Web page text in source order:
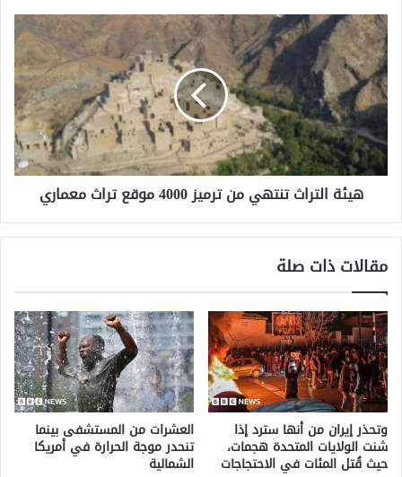
هيئة
التراث
تنتهي
من
ترميز
4000
موقع
تراث
معماري
هيئة التراث تنتهي من ترميز 4000 موقع تراث معماري
مقالات ذات صلة
وتحذر إيران من أنها سترد إذا
شنت الولايات المتحدة هجمات،
حيث قُتل المئات في الاحتجاجات
العشرات من المستشفى بينما
تنحدر موجة الحرارة في أمريكا
الشمالية